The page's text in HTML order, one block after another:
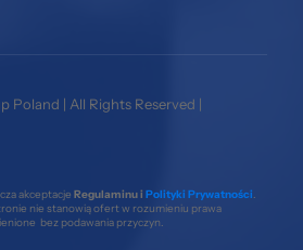
Poland | All Rights Reserved |
akceptacje Regulaminu i Polityki Prywatności
nie stanowią ofert w rozumieniu prawa
bez podawania przyczyn.